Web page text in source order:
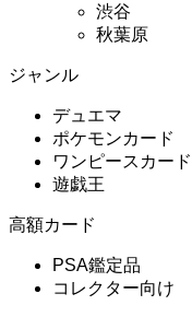
渋谷
秋葉原
ジャンル
デュエマ
ポケモンカード
ワンピースカード
遊戯王
高額カード
PSA鑑定品
コレクター向け